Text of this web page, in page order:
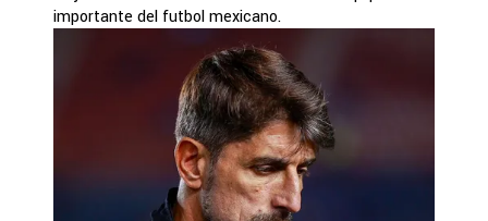
importante del futbol mexicano.